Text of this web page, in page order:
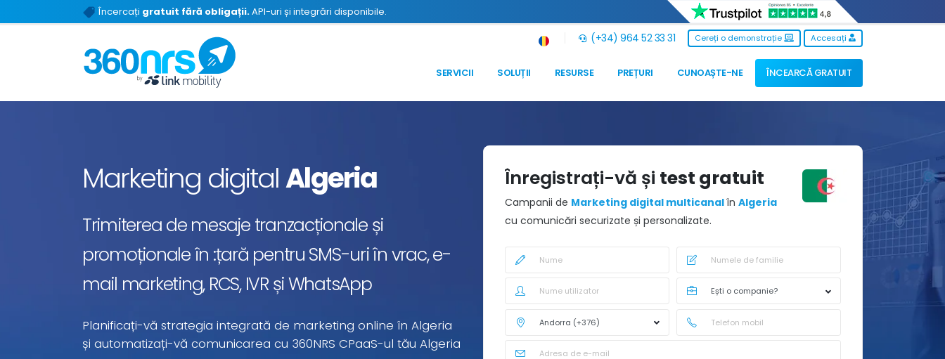
Încercați gratuit fără obligații.API-uri și integrări disponibile.
(+34) 964 52 33 31 Cereți o demonstrație Accesați
SERVICII SOLUȚII RESURSE PREȚURI CUNOAȘTE-NE ÎNCEARCĂ GRATUIT
Marketing digitalAlgeria
Trimiterea de mesaje tranzacționale și
promoționale în :țară pentru SMS-uri în vrac, e-
mail marketing, RCS, IVR și WhatsApp
Planificați-vă strategia integrată de marketing online în Algeria
și automatizați-vă comunicarea cu 360NRS CPaaS-ul tău Algeria
Înregistrați-vă și test gratuit
Campanii de Marketing digital multicanalînAlgeria
cu comunicări securizate și personalizate.